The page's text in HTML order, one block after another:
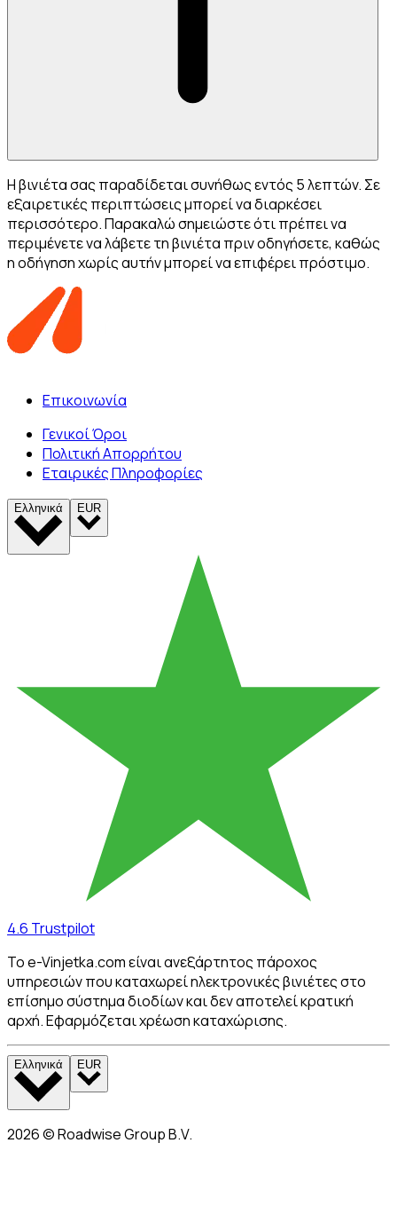
Η βινιέτα σας παραδίδεται συνήθως εντός 5 λεπτών. Σε
εξαιρετικές περιπτώσεις μπορεί να διαρκέσει
περισσότερο. Παρακαλώ σημειώστε ότι πρέπει να
περιμένετε να λάβετε τη βινιέτα πριν οδηγήσετε, καθώς
η οδήγηση χωρίς αυτήν μπορεί να επιφέρει πρόστιμο.
Επικοινωνία
Γενικοί Όροι
Πολιτική Απορρήτου
Εταιρικές Πληροφορίες
Ελληνικά EUR
4.6 Trustpilot
Το e-Vinjetka.com είναι ανεξάρτητος πάροχος
υπηρεσιών που καταχωρεί ηλεκτρονικές βινιέτες στο
επίσημο σύστημα διοδίων και δεν αποτελεί κρατική
αρχή. Εφαρμόζεται χρέωση καταχώρισης.
Ελληνικά EUR
2026©Roadwise Group B.V.